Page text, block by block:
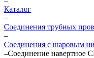
Каталог
–
Соединения трубных
–
Соединения с шаровым
–Соединение навертное